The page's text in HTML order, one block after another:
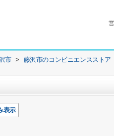
市 > 藤沢市のコンビニエンスストア
表示